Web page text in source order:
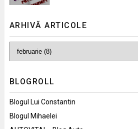
ARHIVĂ ARTICOLE
BLOGROLL
Blogul Lui Constantin
Blogul Mihaelei